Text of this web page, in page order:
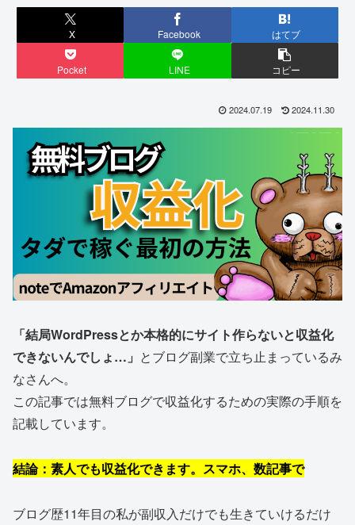
X Facebook はてブ
Pocket LINE コピー
2024.07.19 2024.11.30
「結局WordPressとか本格的にサイト作らないと収益化
できないんでしょ…」 とブログ副業で立ち止まっているみ
なさんへ。
この記事では無料ブログで収益化するための実際の手順を
記載しています。
結論：素人でも収益化できます。スマホ、数記事で
ブログ歴11年目の私が副収入だけでも生きていけるだけ